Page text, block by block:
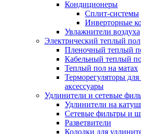
Кондиционеры
Сплит-системы
Инверторные
Увлажнители воздуха
Электрический теплый пол
Пленочный теплый
Кабельный теплый
Теплый пол на матах
Терморегуляторы
аксессуары
Удлинители и сетевые
Удлинители на
Сетевые фильтры и
Разветвители
Колодки для